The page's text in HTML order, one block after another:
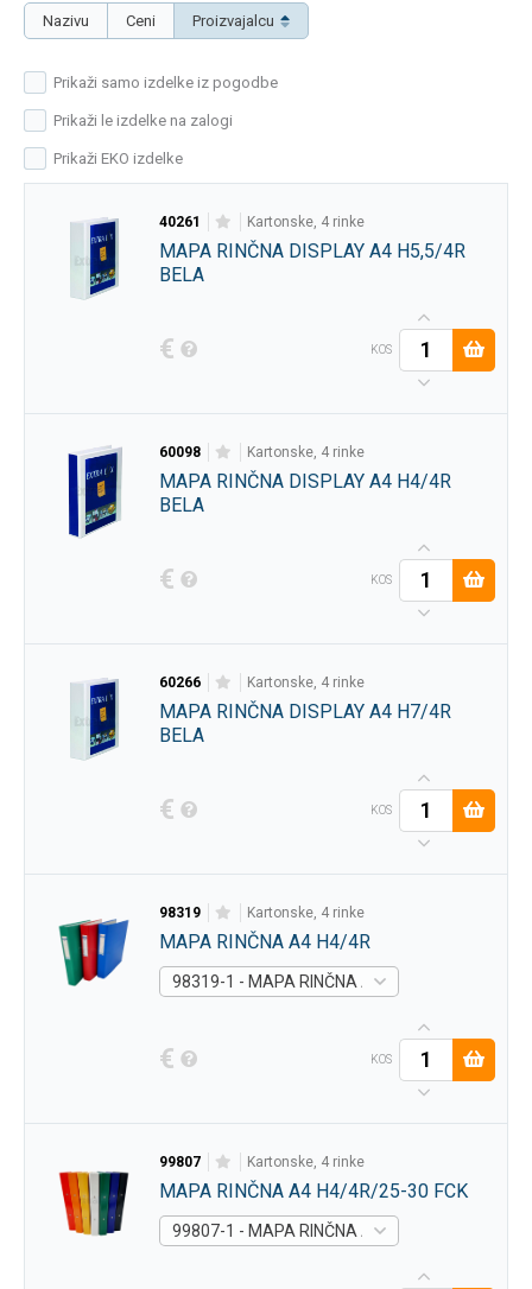
Nazivu
Ceni Proizvajalcu
Prikaži samo izdelke iz pogodbe
Prikaži le izdelke na zalogi
Prikaži EKO izdelke
40261 kartonske, 4 rinke
MAPA RINČNA DISPLAY A4 H5,5/4R
BELA
€ KOS
60098 kartonske, 4 rinke
MAPA RINČNA DISPLAY A4 H4/4R
BELA
€ KOS
60266 kartonske, 4 rinke
MAPA RINČNA DISPLAY A4 H7/4R
BELA
€ KOS
98319 kartonske, 4 rinke
MAPA RINČNA A4 H4/4R
98319-1 - MAPA RINČNA A4 H4/4R MODRA -
€ KOS
99807 kartonske, 4 rinke
MAPA RINČNA A4 H4/4R/25-30 FCK
99807-1 - MAPA RINČNA A4 H4/4R/25-30 FCK